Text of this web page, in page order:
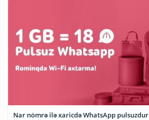
Nar nömrə ilə xaricdə WhatsApp pulsuzdur